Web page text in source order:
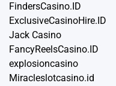
FindersCasino.ID
ExclusiveCasinoHire.ID
Jack Casino
FancyReelsCasino.ID
explosioncasino
Miracleslotcasino.id